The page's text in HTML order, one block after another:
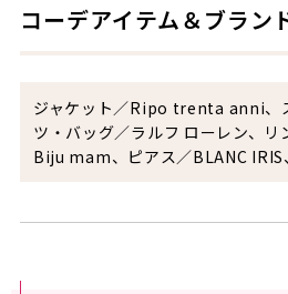
コーデアイテム＆ブラン
ジャケット／Ripo trenta anni、
ツ・バッグ／ラルフ ローレン、
Biju mam、ピアス／BLANC IRIS